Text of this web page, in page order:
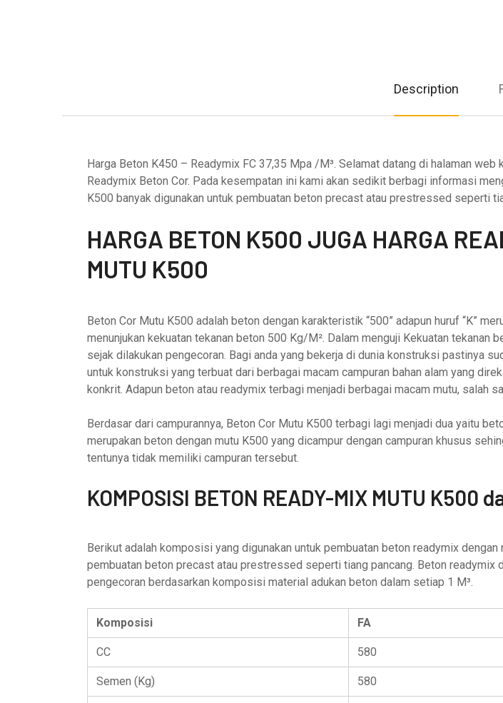
Description
Harga Beton K450 – Readymix FC 37,35 Mpa /M³. Selamat datang di halaman web
Readymix Beton Cor. Pada kesempatan ini kami akan sedikit berbagi informasi
K500 banyak digunakan untuk pembuatan beton precast atau prestressed seperti
HARGA BETON K500 JUGA HARGA
MUTU K500
Beton Cor Mutu K500 adalah beton dengan karakteristik “500” adapun huruf “K”
menunjukan kekuatan tekanan beton 500 Kg/M². Dalam menguji Kekuatan
sejak dilakukan pengecoran. Bagi anda yang bekerja di dunia konstruksi pastinya
untuk konstruksi yang terbuat dari berbagai macam campuran bahan alam yang
konkrit. Adapun beton atau readymix terbagi menjadi berbagai macam mutu, salah
Berdasar dari campurannya, Beton Cor Mutu K500 terbagi lagi menjadi dua yaitu
merupakan beton dengan mutu K500 yang dicampur dengan campuran khusus
tentunya tidak memiliki campuran tersebut.
KOMPOSISI BETON READY-MIX MUTU K500
Berikut adalah komposisi yang digunakan untuk pembuatan beton readymix
pembuatan beton precast atau prestressed seperti tiang pancang. Beton
pengecoran berdasarkan komposisi material adukan beton dalam setiap 1 M³.
Komposisi FA
CC 580
Semen (Kg) 580